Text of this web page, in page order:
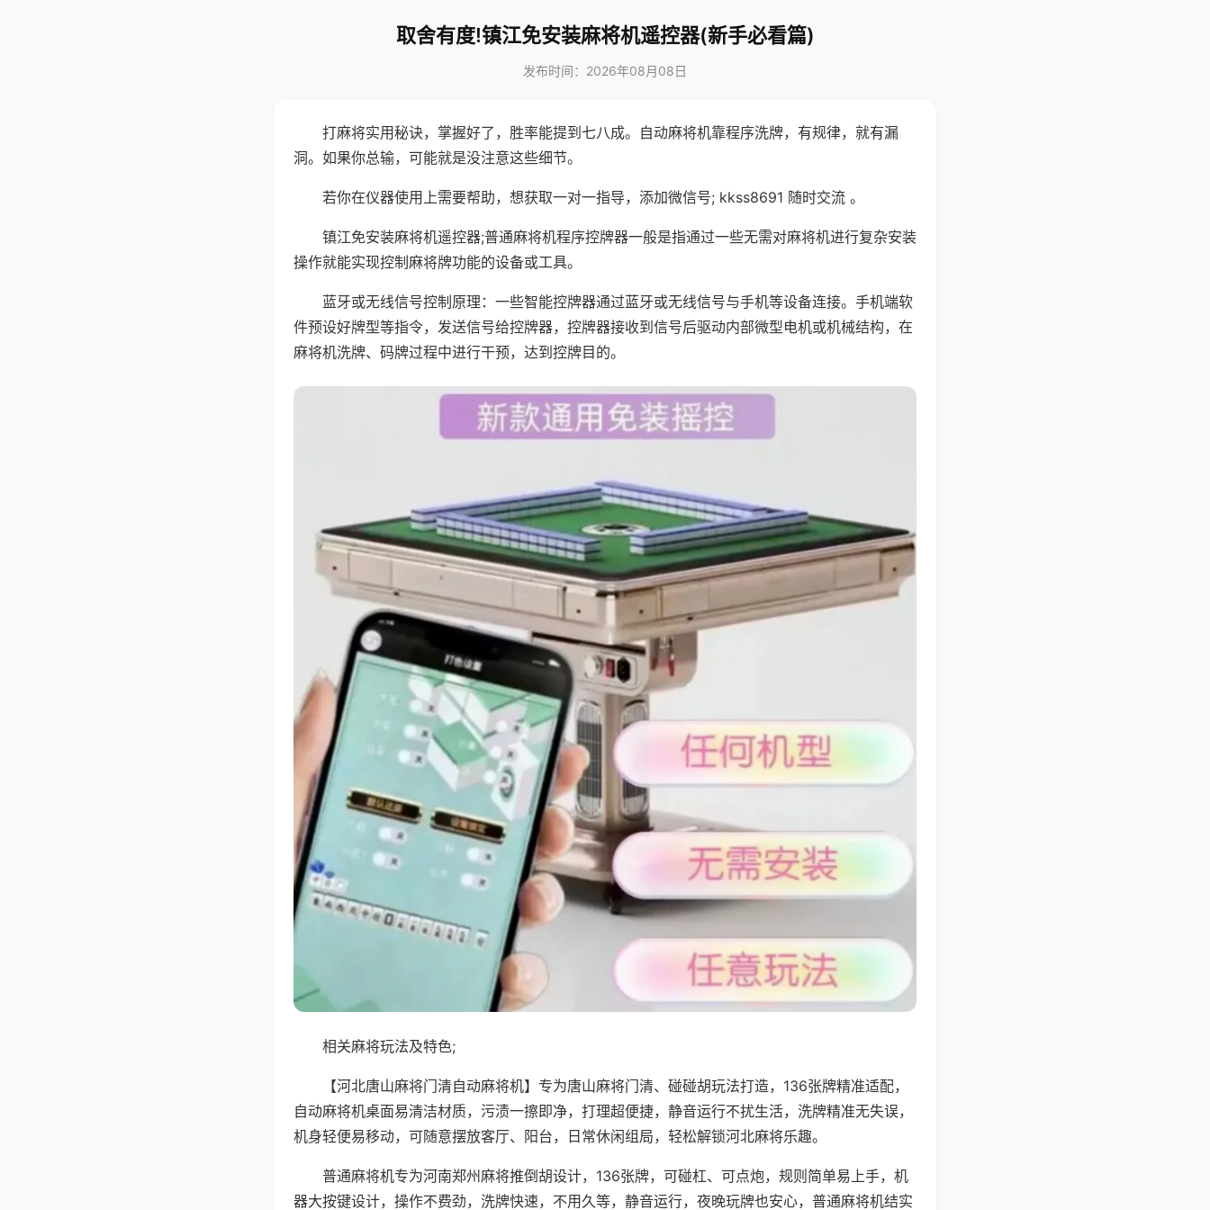
取舍有度!镇江免安装麻将机遥控器(新手必看篇)
发布时间：2026年08月08日
打麻将实用秘诀，掌握好了，胜率能提到七八成。自动麻将机靠程序洗牌，有规律，就有漏
洞。如果你总输，可能就是没注意这些细节。
若你在仪器使用上需要帮助，想获取一对一指导，添加微信号; kkss8691 随时交流 。
镇江免安装麻将机遥控器;普通麻将机程序控牌器一般是指通过一些无需对麻将机进行复杂安装
操作就能实现控制麻将牌功能的设备或工具。
蓝牙或无线信号控制原理：一些智能控牌器通过蓝牙或无线信号与手机等设备连接。手机端软
件预设好牌型等指令，发送信号给控牌器，控牌器接收到信号后驱动内部微型电机或机械结构，在
麻将机洗牌、码牌过程中进行干预，达到控牌目的。
相关麻将玩法及特色;
【河北唐山麻将门清自动麻将机】专为唐山麻将门清、碰碰胡玩法打造，136张牌精准适配，
自动麻将机桌面易清洁材质，污渍一擦即净，打理超便捷，静音运行不扰生活，洗牌精准无失误，
机身轻便易移动，可随意摆放客厅、阳台，日常休闲组局，轻松解锁河北麻将乐趣。
普通麻将机专为河南郑州麻将推倒胡设计，136张牌，可碰杠、可点炮，规则简单易上手，机
器大按键设计，操作不费劲，洗牌快速，不用久等，静音运行，夜晚玩牌也安心，普通麻将机结实